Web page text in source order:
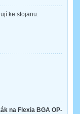
ke stojanu.
na Flexia BGA OP-